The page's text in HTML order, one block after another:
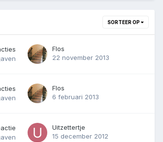
SORTEER OP
Flos
22 november 2013
Flos
6 februari 2013
Uitzettertje
15 december 2012